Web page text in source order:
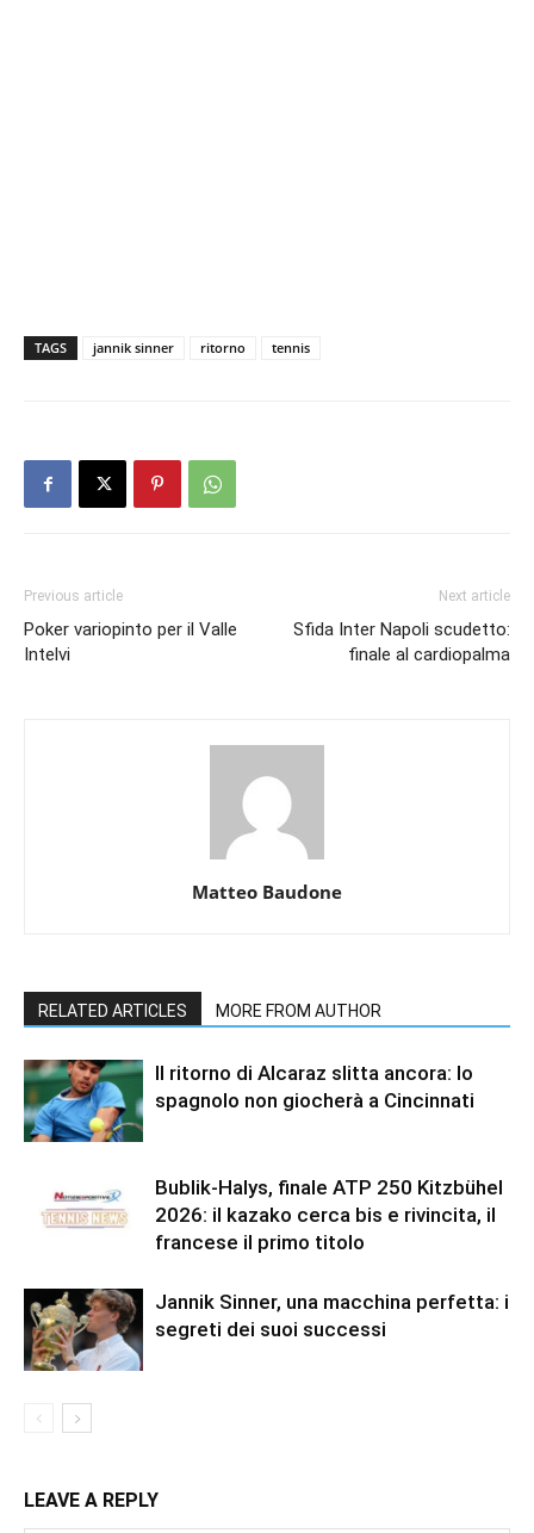
TAGS jannik sinner ritorno tennis
Previous article
Poker variopinto per il Valle
Intelvi
Next article
Sfida Inter Napoli scudetto:
finale al cardiopalma
Matteo Baudone
RELATED ARTICLES MORE FROM AUTHOR
Il ritorno di Alcaraz slitta ancora: lo
spagnolo non giocherà a Cincinnati
Bublik-Halys, finale ATP 250 Kitzbühel
2026: il kazako cerca bis e rivincita, il
francese il primo titolo
Jannik Sinner, una macchina perfetta: i
segreti dei suoi successi
LEAVE A REPLY